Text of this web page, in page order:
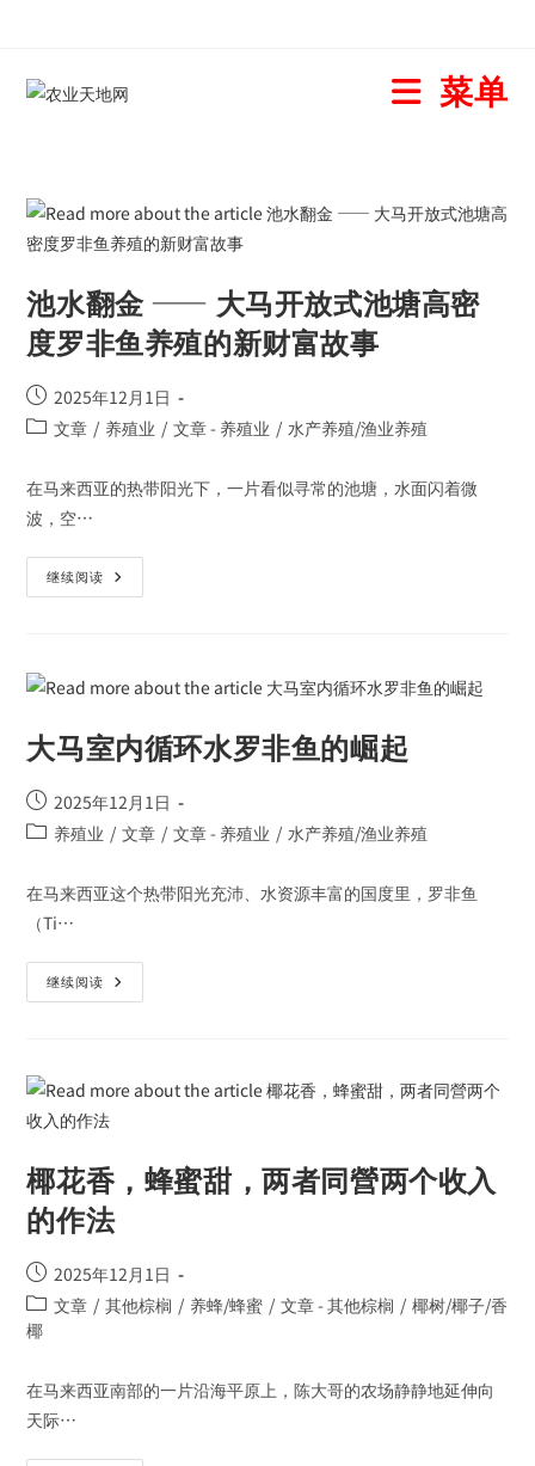
菜单
池水翻金 —— 大马开放式池塘高密
度罗非鱼养殖的新财富故事
2025年12月1日
文章 / 养殖业 / 文章 - 养殖业 / 水产养殖/渔业养殖
在马来西亚的热带阳光下，一片看似寻常的池塘，水面闪着微
波，空…
继续阅读
大马室内循环水罗非鱼的崛起
2025年12月1日
养殖业 / 文章 / 文章 - 养殖业 / 水产养殖/渔业养殖
在马来西亚这个热带阳光充沛、水资源丰富的国度里，罗非鱼
（Ti…
继续阅读
椰花香，蜂蜜甜，两者同營两个收入
的作法
2025年12月1日
文章 / 其他棕榈 / 养蜂/蜂蜜 / 文章 - 其他棕榈 / 椰树/椰子/香
椰
在马来西亚南部的一片沿海平原上，陈大哥的农场静静地延伸向
天际…